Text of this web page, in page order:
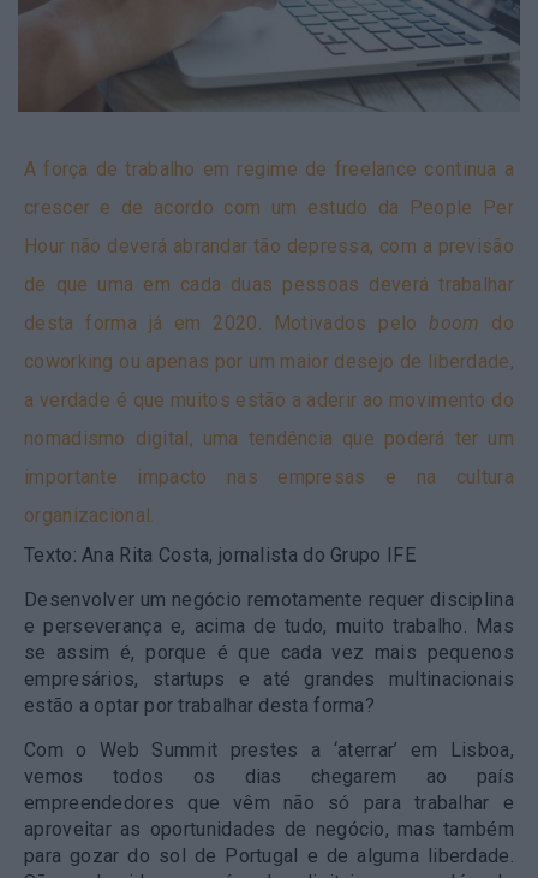
A força de trabalho em regime de freelance continua a
crescer e de acordo com um estudo da People Per
Hour não deverá abrandar tão depressa, com a previsão
de que uma em cada duas pessoas deverá trabalhar
desta forma já em 2020. Motivados peloboom do
coworking ou apenas por um maior desejo de liberdade,
a verdade é que muitos estão a aderir ao movimento do
nomadismo digital, uma tendência que poderá ter um
importante impacto nas empresas e na cultura
organizacional.
Texto: Ana Rita Costa, jornalista do Grupo IFE
Desenvolver um negócio remotamente requer disciplina
e perseverança e, acima de tudo, muito trabalho. Mas
se assim é, porque é que cada vez mais pequenos
empresários, startups e até grandes multinacionais
estão a optar por trabalhar desta forma?
Com o Web Summit prestes a ‘aterrar’ em Lisboa,
vemos todos os dias chegarem ao país
empreendedores que vêm não só para trabalhar e
aproveitar as oportunidades de negócio, mas também
para gozar do sol de Portugal e de alguma liberdade.